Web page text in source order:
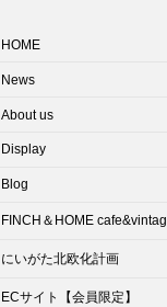
HOME
News
About us
Display
Blog
FINCH＆HOME
にいがた北欧化計画
ECサイト【会員限定】